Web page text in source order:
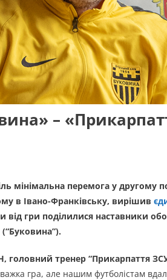
–
мінімальна перемога у другому
в Івано-Франківську, вирішив
від гри поділилися наставники
головний тренер “Прикарпаття
гра, але нашим футболістам